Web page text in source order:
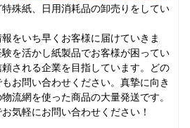
特殊紙、日用消耗品の卸売りをしてい
をいち早くお客様に届けていきま
を活かし紙製品でお客様が困ってい
される企業を目指しています。どの
お問い合わせください。真摯に向き
流網を使った商品の大量発送です。
気軽にお問い合わせください！